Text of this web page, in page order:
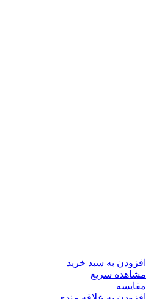
افزودن به سبد خرید
مشاهده سریع
مقایسه